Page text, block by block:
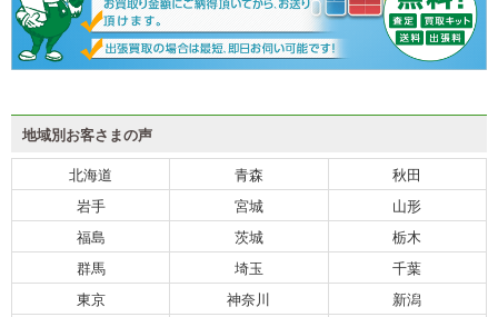
地域別お客さまの声
北海道
青森
秋田
岩手
宮城
山形
福島
茨城
栃木
群馬
埼玉
千葉
東京
神奈川
新潟